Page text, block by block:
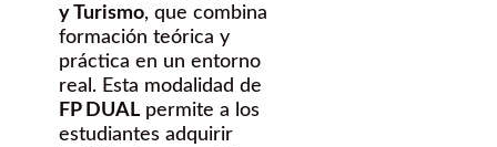
y Turismo, que combina
formación teórica y
práctica en un entorno
real. Esta modalidad de
FP DUAL permite a los
estudiantes adquirir